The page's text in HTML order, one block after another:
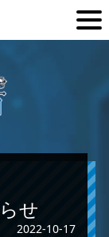
せ
2022-10-17